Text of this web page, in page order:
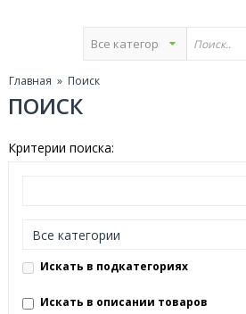
Главная » Поиск
ПОИСК
Критерии поиска:
Искать в подкатегориях
Искать в описании товаров